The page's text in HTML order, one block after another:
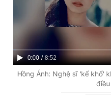
C
u
0:00 / D
u
8:52
Hồng Ánh: Nghệ sĩ 'kể khổ'